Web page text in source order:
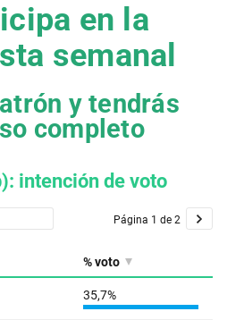
en la
semanal
y tendrás
completo